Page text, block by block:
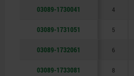
03089-1730041 4
03089-1731051 5
03089-1732061 6
03089-1733081 8